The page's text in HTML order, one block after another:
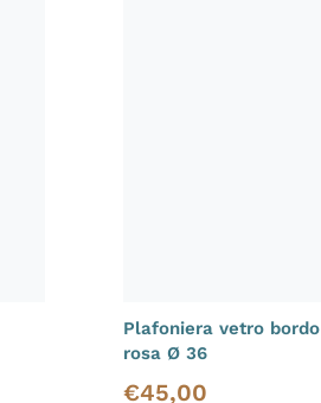
Plafoniera vetro bordo
rosa Ø 36
Prezzo di vendita
€45,00